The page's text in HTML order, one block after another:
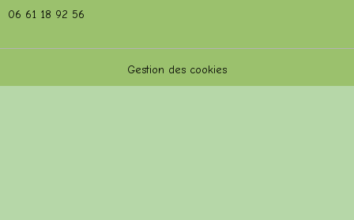
06 61 18 92 56
Gestion des cookies